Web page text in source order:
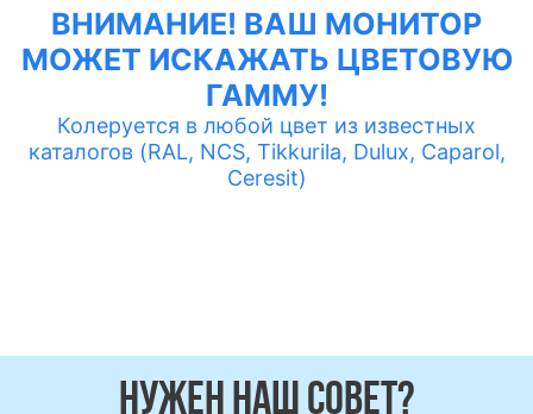
ВНИМАНИЕ! ВАШ МОНИТОР
МОЖЕТ ИСКАЖАТЬ ЦВЕТОВУЮ
ГАММУ!
Колеруется в любой цвет из известных
каталогов (RAL, NCS, Tikkurila, Dulux, Caparol,
Ceresit)
НУЖЕН НАШ СОВЕТ?